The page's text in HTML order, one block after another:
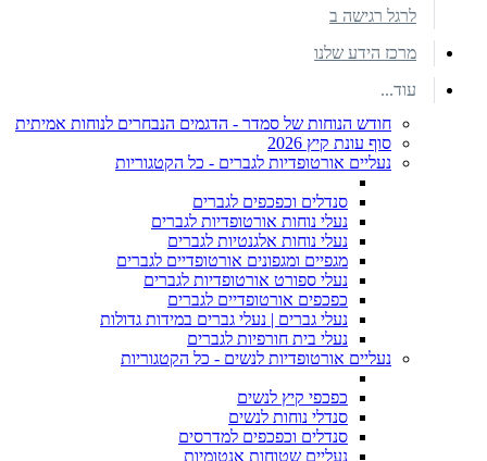
לרגל רגישה ב
מרכז הידע שלנו
עוד...
חודש הנוחות של סמדר - הדגמים הנבחרים לנוחות אמיתית
סוף עונת קיץ 2026
נעליים אורטופדיות לגברים - כל הקטגוריות
סנדלים וכפכפים לגברים
נעלי נוחות אורטופדיות לגברים
נעלי נוחות אלגנטיות לגברים
מגפיים ומגפונים אורטופדיים לגברים
נעלי ספורט אורטופדיות לגברים
כפכפים אורטופדיים לגברים
נעלי גברים | נעלי גברים במידות גדולות
נעלי בית חורפיות לגברים
נעליים אורטופדיות לנשים - כל הקטגוריות
כפכפי קיץ לנשים
סנדלי נוחות לנשים
סנדלים וכפכפים למדרסים
נעליים שטוחות אנטומיות